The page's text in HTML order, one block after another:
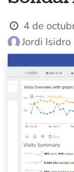
4 de
Jordi